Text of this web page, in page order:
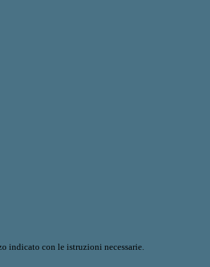
indicato con le istruzioni necessarie.